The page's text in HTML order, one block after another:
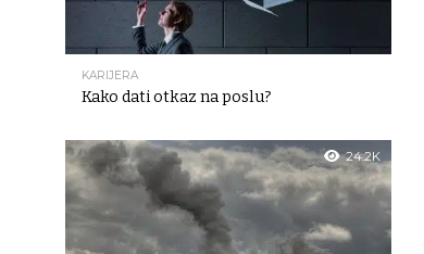
KARIJERA
Kako dati otkaz na poslu?
24.2K